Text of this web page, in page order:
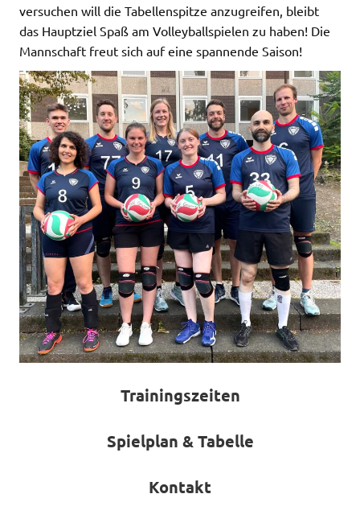
versuchen will die Tabellenspitze anzugreifen, bleibt
das Hauptziel Spaß am Volleyballspielen zu haben! Die
Mannschaft freut sich auf eine spannende Saison!
Trainingszeiten
Spielplan & Tabelle
Kontakt